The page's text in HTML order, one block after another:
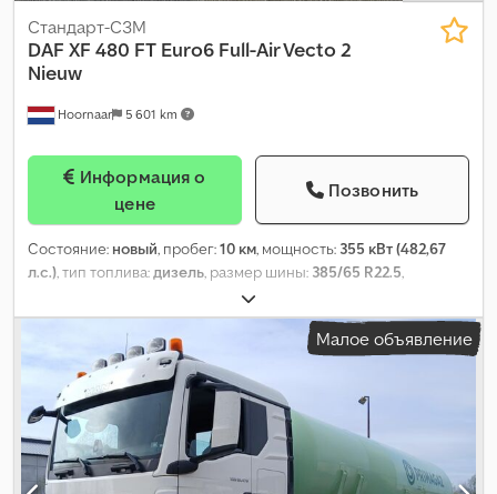
Hoornaar 5 601 km
Стандарт-СЗМ
DAF XF 480 FT Euro6 Full-Air Vecto 2
Nieuw
цене
Позвонить
Состояние: новый, пробег:10 км, мощность: 355 кВт (482,67
л.с.), тип топлива:дизель, размер шины: 385/65 R22.5,
, колесная база:
дизель, тормоза:торможение двигателем, цвет:белый,
кабина водителя:спальный отсек (кабина), тип передачи:
автоматический, количество передач:
Евро 6
, подвеска:воздух, общая длина:
ширина:2 550 мм , общая высота: 3 810 мм
, допустимая
нагрузка на ось (ось 1): 8 000 кг
, допустимая нагрузка на ось
(ось 2):11 500 кг, Год выпуска:2026, Оборудование:ABS, EBS
(Электронная тормозная система), Блютуз, блокировка
Малое объявление